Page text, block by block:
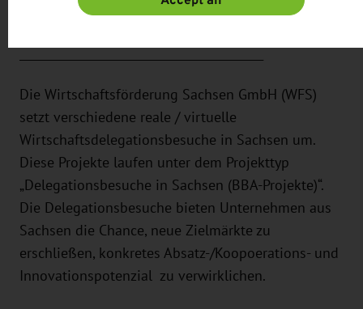
___________________________________________
Die Wirtschaftsförderung Sachsen GmbH (WFS)
setzt verschiedene reale / virtuelle
Wirtschaftsdelegationsbesuche in Sachsen um.
Diese Projekte laufen unter dem Projekttyp
„Delegationsbesuche in Sachsen (BBA-Projekte)“.
Die Delegationsbesuche bieten Unternehmen aus
Sachsen die Chance, neue Zielmärkte zu
erschließen, konkretes Absatz-/Koopoerations- und
Innovationspotenzial zu verwirklichen.